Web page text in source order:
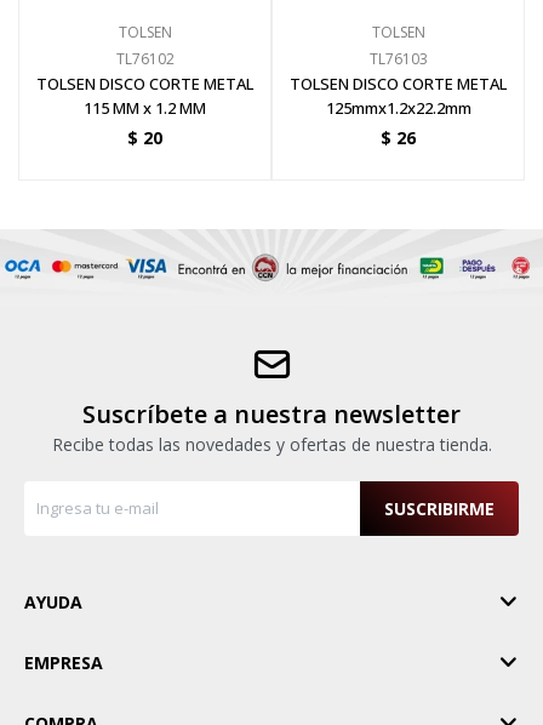
TOLSEN
TL76102
TOLSEN DISCO CORTE METAL
115 MM x 1.2 MM
$ 20
TOLSEN
TL76103
TOLSEN DISCO CORTE METAL
125mmx1.2x22.2mm
$ 26
Suscríbete a nuestra newsletter
Recibe todas las novedades y ofertas de nuestra tienda.
SUSCRIBIRME
AYUDA
EMPRESA